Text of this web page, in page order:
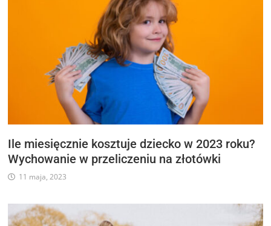
Ile miesięcznie kosztuje dziecko w 2023 roku?
Wychowanie w przeliczeniu na złotówki
11 maja, 2023